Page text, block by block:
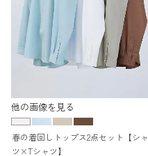
他の画像を見る
春の着回しトップス2点セット【シャ
ツ×Tシャツ】